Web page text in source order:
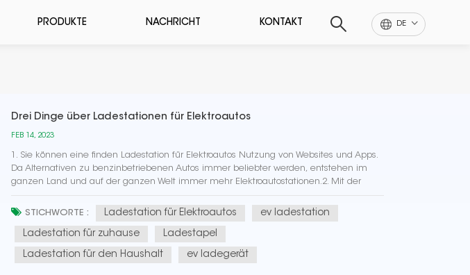
DE
PRODUKTE NACHRICHT KONTAKT
Drei Dinge über Ladestationen für Elektroautos
FEB 14, 2023
1. Sie können eine finden Ladestation für Elektroautos Nutzung von Websites und Apps.
Da Alternativen zu benzinbetriebenen Autos immer beliebter werden, entstehen im
ganzen Land und auf der ganzen Welt immer mehr Elektroautostationen.2. Mit der
zunehmenden Beliebtheit von Ladesäulen werden die Lade...
STICHWORTE : Ladestation für Elektroautos ev ladestation
Ladestation für zuhause Ladestapel
Ladestation für den Haushalt ev ladegerät